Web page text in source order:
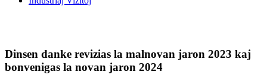
Dinsen danke revizias la malnovan jaron 2023 kaj
bonvenigas la novan jaron 2024